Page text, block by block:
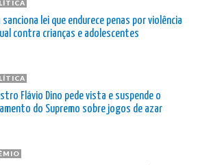
sanciona lei que endurece penas por violência
contra crianças e adolescentes
Flávio Dino pede vista e suspende o
do Supremo sobre jogos de azar